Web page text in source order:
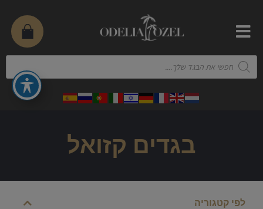
בגדים קזואל
לפי קטגוריה